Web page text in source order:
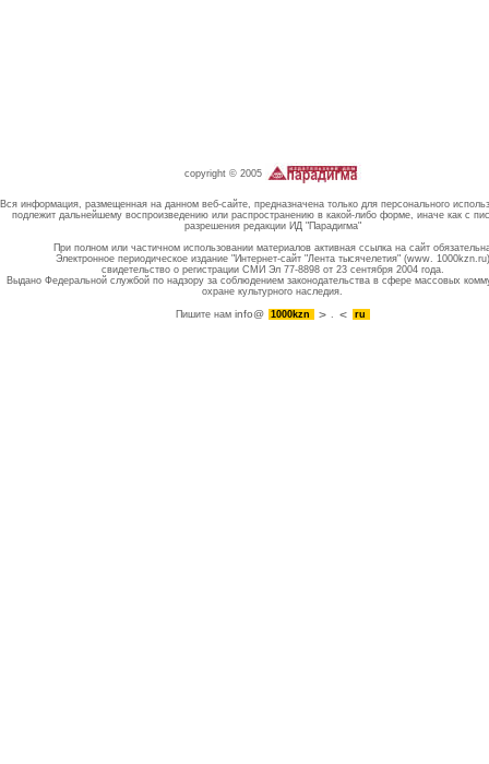
copyright © 2005
Вся информация, размещенная на данном веб-сайте, предназначена только для персонального
подлежит дальнейшему воспроизведению или распространению в какой-либо форме, иначе как с
разрешения редакции ИД "Парадигма"
При полном или частичном использовании материалов активная ссылка на сайт
Электронное периодическое издание "Интернет-сайт "Лента тысячелетия" (www. 1000kzn.ru)
свидетельство о регистрации СМИ Эл 77-8898 от 23 сентября 2004 года.
Выдано Федеральной службой по надзору за соблюдением законодательства в сфере массовых
охране культурного наследия.
Пишите намinfo@ 1000kzn . ru